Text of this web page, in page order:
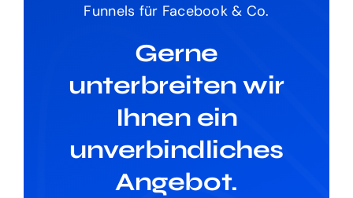
Funnels für Facebook & Co.
Gerne
unterbreiten wir
Ihnen ein
unverbindliches
Angebot.